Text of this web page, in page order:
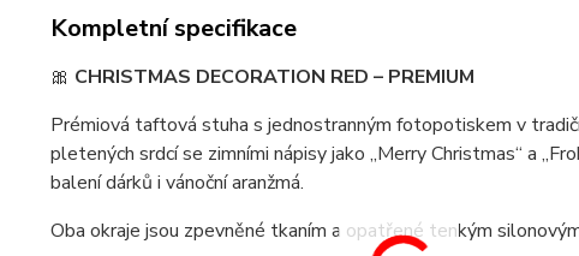
Kompletní specifikace
🎀 CHRISTMAS DECORATION RED – PREMIUM
Prémiová taftová stuha s jednostranným fotopotiskem v
pletených srdcí se zimními nápisy jako „Merry Christmas“ a
balení dárků i vánoční aranžmá.
Oba okraje jsou zpevněné tkaním a opatřené tenkým